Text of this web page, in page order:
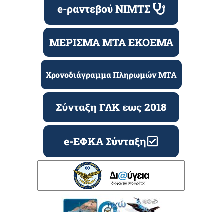
e-ραντεβού ΝΙΜΤΣ
ΜΕΡΙΣΜΑ ΜΤΑ ΕΚΟΕΜΑ
Χρονοδιάγραμμα Πληρωμών ΜΤΑ
Σύνταξη ΓΛΚ εως 2018
e-ΕΦΚΑ Σύνταξη